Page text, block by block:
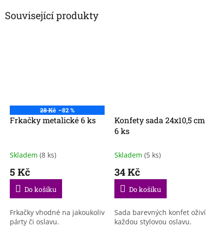
Související produkty
28 Kč –82 %
Frkačky metalické 6 ks
Skladem (8 ks)
5 Kč
Do košíku
Frkačky vhodné na jakoukoliv
párty či oslavu.
Konfety sada 24x10,5 cm
6 ks
Skladem (5 ks)
34 Kč
Do košíku
Sada barevných konfet oživí
každou stylovou oslavu.